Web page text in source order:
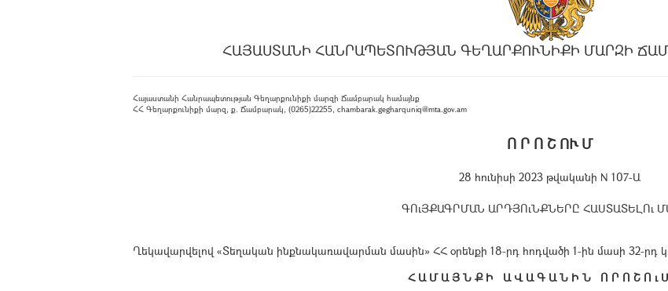
ՀԱՅԱՍՏԱՆԻ ՀԱՆՐԱՊԵՏՈՒԹՅԱՆ ԳԵՂԱՐՔՈՒՆԻՔԻ ՄԱՐԶԻ
Հայաստանի Հանրապետության Գեղարքունիքի մարզի Ճամբարակ համայնք
ՀՀ Գեղարքունիքի մարզ, ք. Ճամբարակ, (0265)22255, chambarak.gegharquniq@mta.gov.am
Ո Ր Ո Շ ՈՒ Մ
28 հունիսի 2023 թվականի N 107-Ա
ԳՈւՅՔԱԳՐՄԱՆ ԱՐԴՅՈւՆՔՆԵՐԸ ՀԱՍՏԱՏԵԼՈւ
Ղեկավարվելով «Տեղական ինքնակառավարման մասին» ՀՀ օրենքի 18-րդ հոդվածի 1-ին մասի 32-րդ
Հ Ա Մ Ա Յ Ն Ք Ի Ա Վ Ա Գ Ա Ն Ի Ն Ո Ր Ո Շ Ո ւ